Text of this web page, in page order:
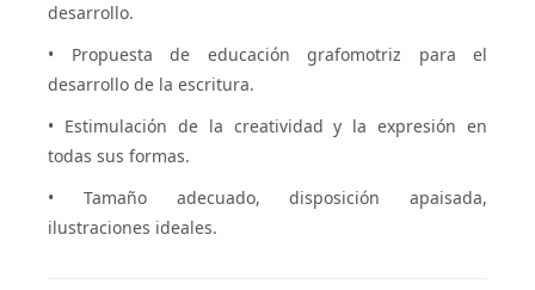
desarrollo.
• Propuesta de educación grafomotriz para el
desarrollo de la escritura.
• Estimulación de la creatividad y la expresión en
todas sus formas.
• Tamaño adecuado, disposición apaisada,
ilustraciones ideales.